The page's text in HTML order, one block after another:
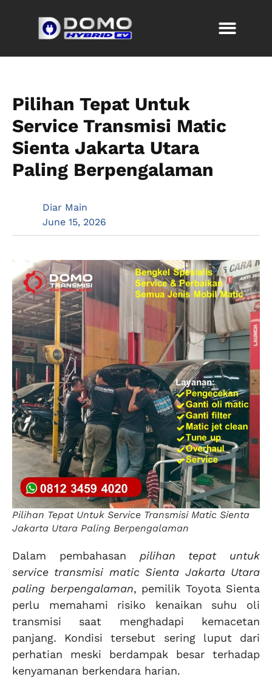
Pilihan Tepat Untuk
Service Transmisi Matic
Sienta Jakarta Utara
Paling Berpengalaman
Diar Main
June 15, 2026
Pilihan Tepat Untuk Service Transmisi Matic Sienta
Jakarta Utara Paling Berpengalaman
Dalam pembahasan pilihan tepat untuk
service transmisi matic Sienta Jakarta Utara
paling berpengalaman, pemilik Toyota Sienta
perlu memahami risiko kenaikan suhu oli
transmisi saat menghadapi kemacetan
panjang. Kondisi tersebut sering luput dari
perhatian meski berdampak besar terhadap
kenyamanan berkendara harian.